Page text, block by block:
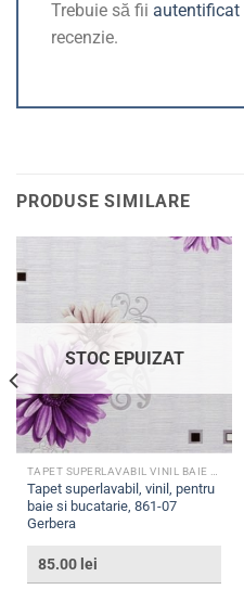
Trebuie să fii autentificat
recenzie.
PRODUSE SIMILARE
STOC EPUIZAT
Tapet superlavabil, vinil, pentru
baie si bucatarie, 861-07
Gerbera
85.00 lei